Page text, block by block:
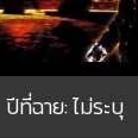
ปีที่ฉาย:ไม่ระบุ